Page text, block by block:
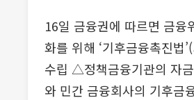
16일 금융권에 따르면 금융
화를 위해 ‘기후금융촉진
수립 △정책금융기관의 자
와 민간 금융회사의 기후금